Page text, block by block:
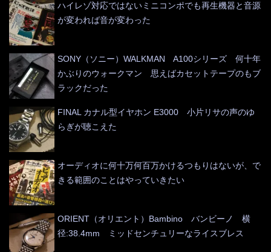
ハイレゾ対応ではないミニコンポでも再生機器と音源
が変われば音が変わった
SONY（ソニー）WALKMAN A100シリーズ 何十年
かぶりのウォークマン 思えばカセットテープのもブ
ラックだった
FINAL カナル型イヤホン E3000 小片リサの声のゆ
らぎが聴こえた
オーディオに何十万何百万かけるつもりはないが、で
きる範囲のことはやっていきたい
ORIENT（オリエント）Bambino バンビーノ 横
径:38.4mm ミッドセンチュリーなライスブレス